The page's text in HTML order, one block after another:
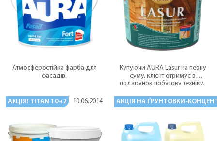
Атмосферостійка фарба для
фасадів.
Купуючи AURA Lasur на певну
суму, клієнт отримує в
подарунок побутову техніку.
АКЦІЯ! TITAN 10+2 10.06.2014 АКЦІЯ НА ҐРУНТОВКИ-